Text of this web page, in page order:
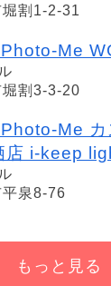
割1-2-31
Me
割3-3-20
Me
店 i-keep
泉8-76
もっと見る